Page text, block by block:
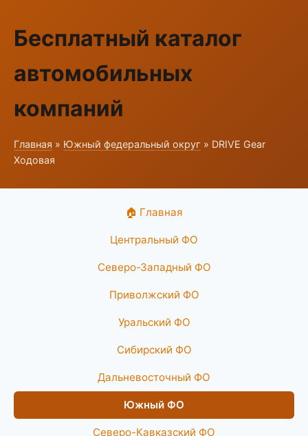
Бесплатный каталог
автомобильных
компаний
Главная » Южный федеральный округ » DRIVE Gear
Ходовая
🏠 Главная
Центральный ФО
Северо-Западный ФО
Приволжский ФО
Уральский ФО
Сибирский ФО
Дальневосточный ФО
Южный ФО
Северо-Кавказский ФО